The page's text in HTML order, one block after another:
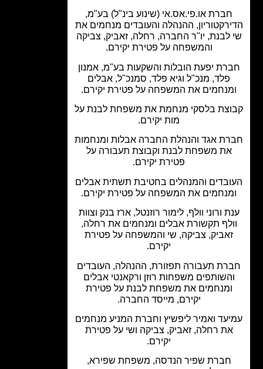
חברת או.פי.אס.אי (שינוע בינ"ל) בע"מ,
ההנהלה והעובדים מנחמים את
לבנת, יו"ר החברה, רחלה, זאביק, צביקה
והמשפחה על פטירת יקירם.
יפעת הובלות והשקעות בע"מ, אמנון
פלד, מנכ"ל וגיא פלד, סמנכ"ל, אבלים
את המשפחה על פטירת יקירם.
בלסקי מנחמת את משפחת לבנת על
מות יקירם.
אגד והנהלת החברה אבלות ומנחמות
את משפחת לבנת וקבוצת תעבורה על
פטירת יקירם.
והמנהלים בחטיבת תשתית אבלים
את המשפחה על פטירת יקירם.
ורוני וולף, לימור רוזנטל, ארז בנק וצוות
תקשורת אבלים ומנחמים את רחלה,
צביקה, שי והמשפחה על פטירת
תעבורה תפזורת, ההנהלה, העובדים
משפחות רוזן ורקאנטי אבלים
ומנחמים את משפחת לבנת על פטירת
יקירם, מייסד החברה.
ואמיר ליפשיץ וחברת המניע מנחמים
את רחלה, זאביק, צביקה ושי על פטירת
חברת שפיר הנדסה, משפחת שפירא,